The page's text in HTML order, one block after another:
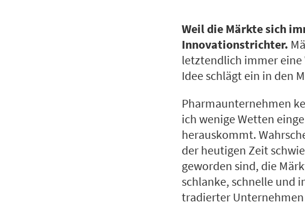
Weil die Märkte sich
Innovationstrichter.
letztendlich immer eine
Idee schlägt ein in den
Pharmaunternehmen
ich wenige Wetten
herauskommt.
der heutigen Zeit
geworden sind, die
schlanke, schnelle und
tradierter